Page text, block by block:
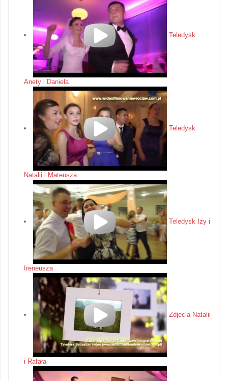
Teledysk
Anety i Daniela
Teledysk
Natalii i Mateusza
Teledysk Izy i
Ireneusza
Zdjęcia Natalii
i Rafała